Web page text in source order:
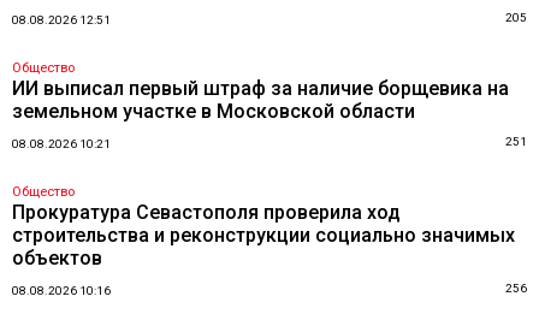
08.08.2026 12:51 205
Общество
ИИ выписал первый штраф за наличие борщевика на
земельном участке в Московской области
08.08.2026 10:21 251
Общество
Прокуратура Севастополя проверила ход
строительства и реконструкции социально значимых
объектов
08.08.2026 10:16 256